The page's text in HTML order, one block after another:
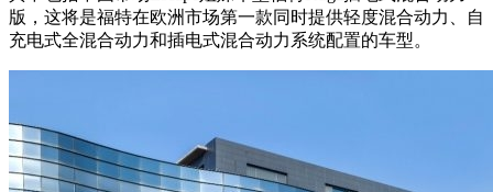
版，这将是福特在欧洲市场第一款同时提供轻度混合动力、自
充电式全混合动力和插电式混合动力系统配置的车型。